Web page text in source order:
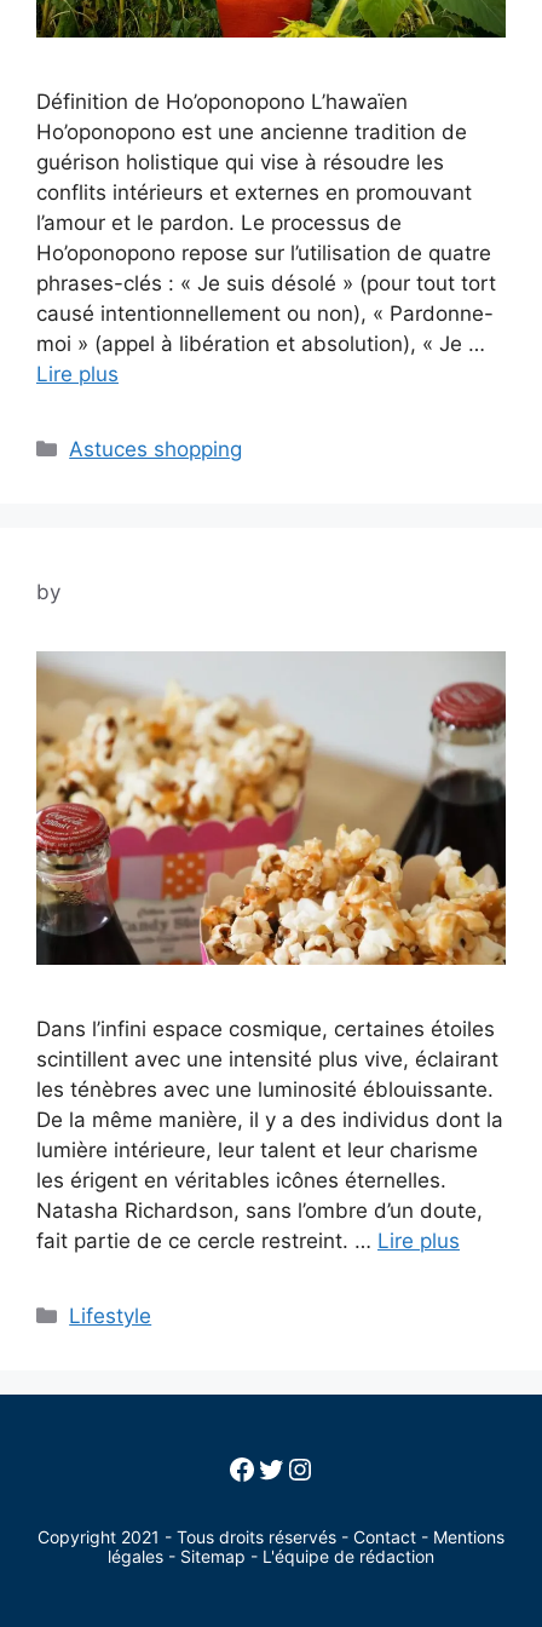
Définition de Ho’oponopono L’hawaïen
Ho’oponopono est une ancienne tradition de
guérison holistique qui vise à résoudre les
conflits intérieurs et externes en promouvant
l’amour et le pardon. Le processus de
Ho’oponopono repose sur l’utilisation de quatre
phrases-clés : « Je suis désolé » (pour tout tort
causé intentionnellement ou non), « Pardonne-
moi » (appel à libération et absolution), « Je …
Lire plus
Categories
Astuces shopping
by
Dans l’infini espace cosmique, certaines étoiles
scintillent avec une intensité plus vive, éclairant
les ténèbres avec une luminosité éblouissante.
De la même manière, il y a des individus dont la
lumière intérieure, leur talent et leur charisme
les érigent en véritables icônes éternelles.
Natasha Richardson, sans l’ombre d’un doute,
fait partie de ce cercle restreint. … Lire plus
Categories
Lifestyle
Facebook
Twitter
Instagram
Copyright 2021 - Tous droits réservés - Contact - Mentions
légales - Sitemap - L'équipe de rédaction